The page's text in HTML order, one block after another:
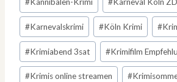
#Kannibalen-Krimi #Karneval Köln
#Karnevalskrimi #Köln Krimi #
#Krimiabend 3sat #Krimifilm
#Krimis online streamen #